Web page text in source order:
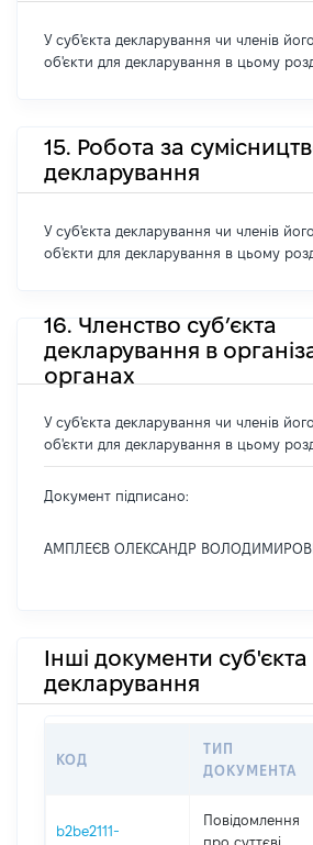
У суб'єкта декларування чи членів його
об'єкти для декларування в цьому
15. Робота за
декларування
У суб'єкта декларування чи членів його
об'єкти для декларування в цьому
16. Членство суб’єкта
декларування в
органах
У суб'єкта декларування чи членів його
об'єкти для декларування в цьому
Документ підписано:
АМПЛЕЄВ ОЛЕКСАНДР
Інші документи суб'єкта
декларування
КОД
ТИП
ДОКУМЕНТА
b2be2111-
Повідомлення
про суттєві